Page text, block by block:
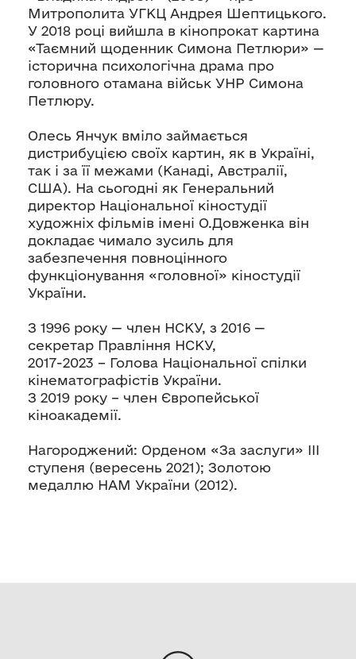
Митрополита УГКЦ Андрея Шептицького.
У 2018 році вийшла в кінопрокат картина
«Таємний щоденник Симона Петлюри» —
історична психологічна драма про
головного отамана військ УНР Симона
Петлюру.
Олесь Янчук вміло займається
дистрибуцією своїх картин, як в Україні,
так і за її межами (Канаді, Австралії,
США). На сьогодні як Генеральний
директор Національної кіностудії
художніх фільмів імені О.Довженка він
докладає чимало зусиль для
забезпечення повноцінного
функціонування «головної» кіностудії
України.
З 1996 року — член НСКУ, з 2016 —
секретар Правління НСКУ,
2017-2023 – Голова Національної спілки
кінематографістів України.
З 2019 року – член Європейської
кіноакадемії.
Нагороджений: Орденом «За заслуги» ІІІ
ступеня (вересень 2021); Золотою
медаллю НАМ України (2012).